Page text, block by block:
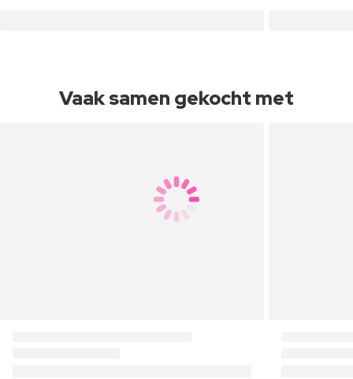
Vaak samen gekocht met